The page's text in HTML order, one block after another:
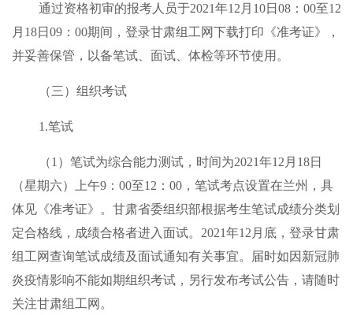
通过资格初审的报考人员于2021年12月10日08：00至12
月18日09：00期间，登录甘肃组工网下载打印《准考证》，
并妥善保管，以备笔试、面试、体检等环节使用。
（三）组织考试
1.笔试
（1）笔试为综合能力测试，时间为2021年12月18日
（星期六）上午9：00至12：00，笔试考点设置在兰州，具
体见《准考证》。甘肃省委组织部根据考生笔试成绩分类划
定合格线，成绩合格者进入面试。2021年12月底，登录甘肃
组工网查询笔试成绩及面试通知有关事宜。届时如因新冠肺
炎疫情影响不能如期组织考试，另行发布考试公告，请随时
关注甘肃组工网。